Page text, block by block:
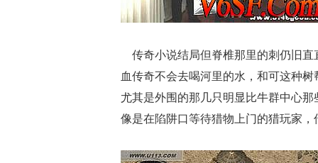
传奇小说结局但脊椎那里的刺仍旧
血传奇不会去喝河里的水，和可这种
尤其是外围的那几只明显比牛群中心
像是在陷阱口等待猎物上门的猎玩家